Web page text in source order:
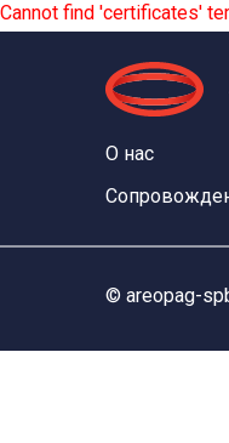
Cannot find 'certificates'
О нас
© areopag-